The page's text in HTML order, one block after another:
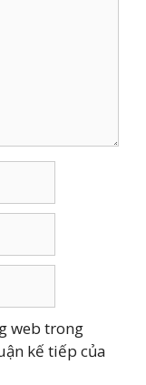
web trong
kế tiếp của